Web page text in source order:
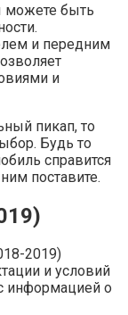
можете быть
и передним
и
пикап, то
Будь то
справится
поставите.
2019)
и условий
информацией о